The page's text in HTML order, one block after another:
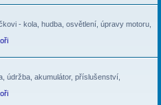
- kola, hudba, osvětlení, úpravy motoru,
údržba, akumulátor, příslušenství,